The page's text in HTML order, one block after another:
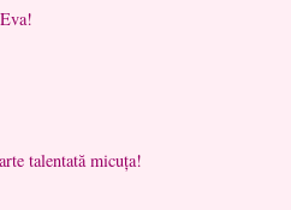
talentată micuța!